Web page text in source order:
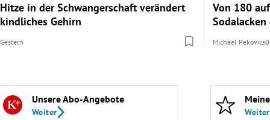
Hitze in der Schwangerschaft verändert
kindliches Gehirn
Gestern
Von 180
Michael Pekovics
Unsere Abo-Angebote
Weiter Weiter